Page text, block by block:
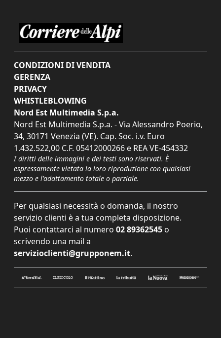
CONDIZIONI DI VENDITA
GERENZA
PRIVACY
WHISTLEBLOWING
Nord Est Multimedia S.p.a.
Nord Est Multimedia S.p.a. - Via Alessandro Poerio,
34, 30171 Venezia (VE). Cap. Soc. i.v. Euro
1.432.522,00 C.F. 05412000266 e REA VE-454332
I diritti delle immagini e dei testi sono riservati. È
espressamente vietata la loro riproduzione con qualsiasi
mezzo e l'adattamento totale o parziale.
Per qualsiasi necessità o domanda, il nostro
servizio clienti è a tua completa disposizione.
Puoi contattarci al numero 02 89362545 o
scrivendo una mail a
servizioclienti@grupponem.it.